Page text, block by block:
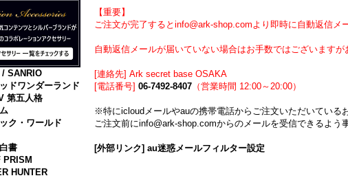
SANRIO
ドワンダーランド
第五人格
ク・ワールド
書
HUNTER
【重要】
ご注文が完了するとinfo@ark-shop.comより即時に自動返信メ
自動返信メールが届いていない場合はお手数ではございますが
[連絡先] Ark secret base OSAKA
[電話番号] 06-7492-8407 （営業時間 12:00～20:00）
※特にicloudメールやauの携帯電話からご注文いただいている
ご注文前にinfo@ark-shop.comからのメールを受信できるよう
[外部リンク] au迷惑メールフィルター設定